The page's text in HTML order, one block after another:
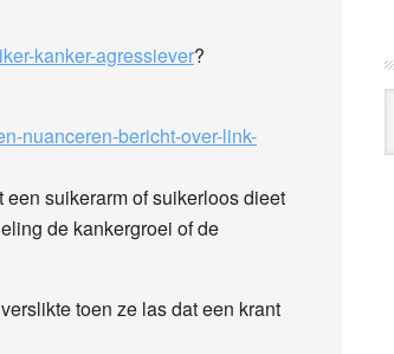
kanker-agressiever?
nuanceren-bericht-over-link-
suikerarm of suikerloos dieet
de kankergroei of de
toen ze las dat een krant